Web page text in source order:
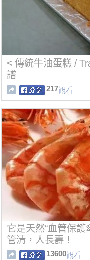
< 傳統牛油蛋糕 /
譜
217觀看
它是天然“血管保
管清，人長壽！
13600觀看